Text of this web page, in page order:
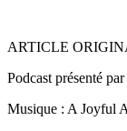
ARTICLE
Podcast présenté
Musique : A Joyful